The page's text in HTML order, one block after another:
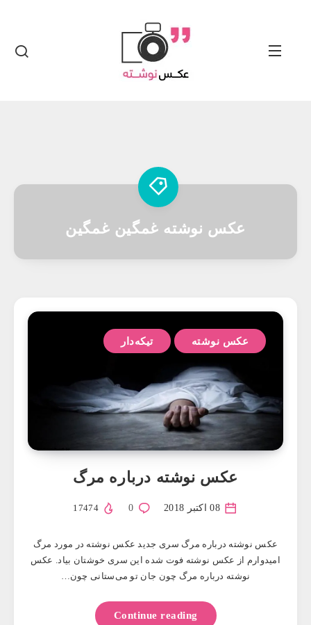
عکس نوشته غمگین غمگین
عکس نوشته تیکه‌دار
عکس نوشته درباره مرگ
08 اکتبر 2018 0
17474
عکس نوشته درباره مرگ سری جدید عکس نوشته در مورد مرگ
امیدوارم از عکس نوشته فوت شده این سری خوشتان بیاد. عکس
نوشته درباره مرگ چون جان تو می‌ستانی چون…
Continue reading